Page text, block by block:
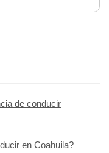
de conducir
en Coahuila?